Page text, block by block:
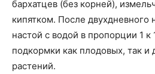
бархатцев (без корней),
кипятком. После двухдневного
настой с водой в пропорции 1
подкормки как плодовых, так и
растений.